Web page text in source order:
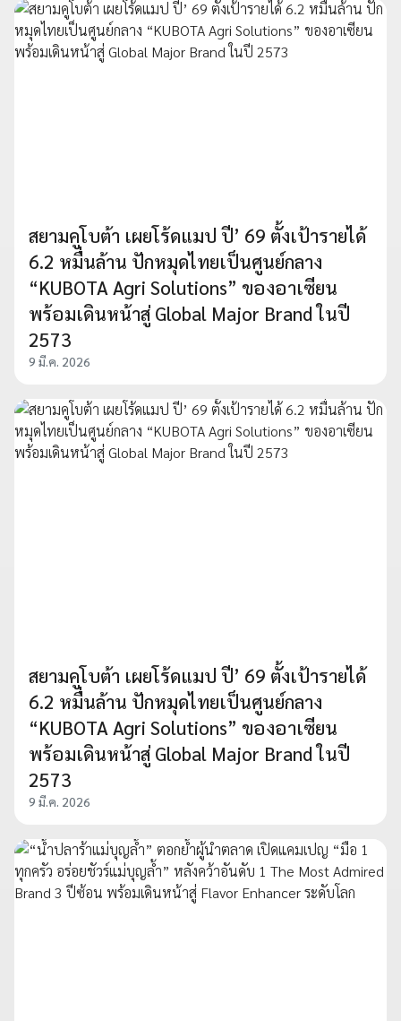
สยามคูโบต้า เผยโร้ดแมป ปี’ 69 ตั้งเป้ารายได้
6.2 หมื่นล้าน ปักหมุดไทยเป็นศูนย์กลาง
“KUBOTA Agri Solutions” ของอาเซียน
พร้อมเดินหน้าสู่ Global Major Brand ในปี
2573
9 มี.ค. 2026
สยามคูโบต้า เผยโร้ดแมป ปี’ 69 ตั้งเป้ารายได้
6.2 หมื่นล้าน ปักหมุดไทยเป็นศูนย์กลาง
“KUBOTA Agri Solutions” ของอาเซียน
พร้อมเดินหน้าสู่ Global Major Brand ในปี
2573
9 มี.ค. 2026